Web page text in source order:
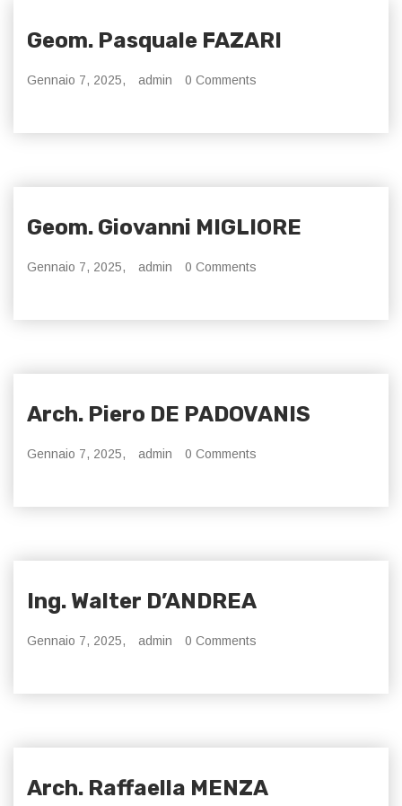
Geom. Pasquale FAZARI
Gennaio 7, 2025, admin 0 Comments
Geom. Giovanni MIGLIORE
Gennaio 7, 2025, admin 0 Comments
Arch. Piero DE PADOVANIS
Gennaio 7, 2025, admin 0 Comments
Ing. Walter D’ANDREA
Gennaio 7, 2025, admin 0 Comments
Arch. Raffaella MENZA